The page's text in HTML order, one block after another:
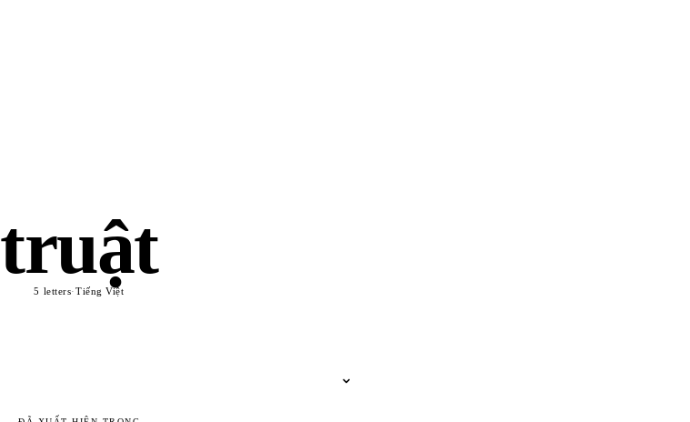
truật
5 letters·Tiếng Việt